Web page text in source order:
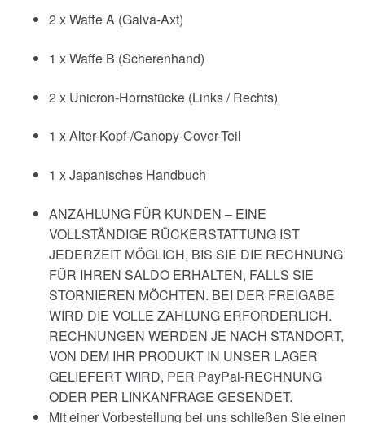
2 x Waffe A (Galva-Axt)
1 x Waffe B (Scherenhand)
2 x Unicron-Hornstücke (Links / Rechts)
1 x Alter-Kopf-/Canopy-Cover-Teil
1 x Japanisches Handbuch
ANZAHLUNG FÜR KUNDEN – EINE
VOLLSTÄNDIGE RÜCKERSTATTUNG IST
JEDERZEIT MÖGLICH, BIS SIE DIE RECHNUNG
FÜR IHREN SALDO ERHALTEN, FALLS SIE
STORNIEREN MÖCHTEN. BEI DER FREIGABE
WIRD DIE VOLLE ZAHLUNG ERFORDERLICH.
RECHNUNGEN WERDEN JE NACH STANDORT,
VON DEM IHR PRODUKT IN UNSER LAGER
GELIEFERT WIRD, PER PayPal-RECHNUNG
ODER PER LINKANFRAGE GESENDET.
Mit einer Vorbestellung bei uns schließen Sie einen